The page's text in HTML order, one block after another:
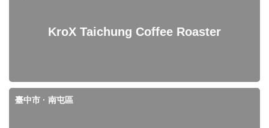
KroX Taichung Coffee Roaster
臺中市 · 南屯區